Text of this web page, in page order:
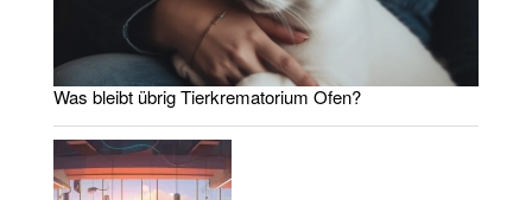
Was bleibt übrig Tierkrematorium Ofen?